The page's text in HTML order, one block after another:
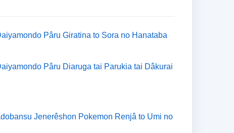
Pâru Giratina to Sora no Hanataba
Pâru Diaruga tai Parukia tai Dâkurai
Jenerêshon Pokemon Renjâ to Umi no